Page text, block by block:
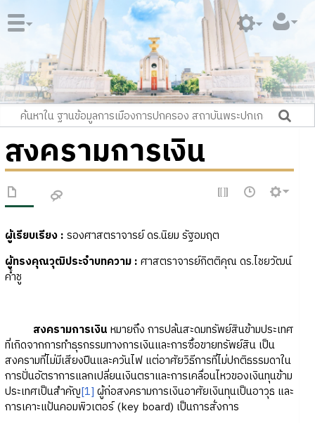
สงครามการเงิน
ผู้เรียบเรียง : รองศาสตราจารย์ ดร.นิยม รัฐอมฤต
ผู้ทรงคุณวุฒิประจำบทความ : ศาสตราจารย์กิตติคุณ ดร.ไชยวัฒน์
ค้ำชู
สงครามการเงิน หมายถึง การปล้นสะดมทรัพย์สินข้ามประเทศ
ที่เกิดจากการทำธุรกรรมทางการเงินและการซื้อขายทรัพย์สิน เป็น
สงครามที่ไม่มีเสียงปืนและควันไฟ แต่อาศัยวิธีการที่ไม่ปกติธรรมดาใน
การปั่นอัตราการแลกเปลี่ยนเงินตราและการเคลื่อนไหวของเงินทุนข้าม
ประเทศเป็นสำคัญ[1] ผู้ก่อสงครามการเงินอาศัยเงินทุนเป็นอาวุธ และ
การเคาะแป้นคอมพิวเตอร์ (key board) เป็นการสั่งการ